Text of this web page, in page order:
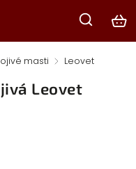
masti / Leovet
Leovet